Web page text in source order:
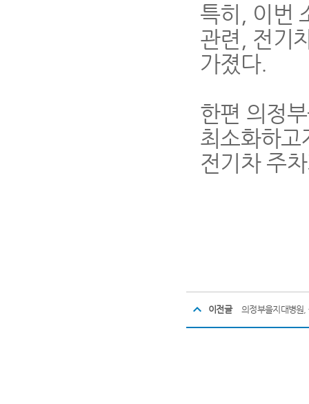
특히
이번
관련
전기
가졌다.
한편 의정
최소화하
전기차 주
이전글 의정부을지대병원